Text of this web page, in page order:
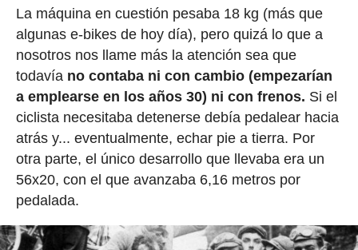
La máquina en cuestión pesaba 18 kg (más que
algunas e-bikes de hoy día), pero quizá lo que a
nosotros nos llame más la atención sea que
todavía no contaba ni con cambio (empezarían
a emplearse en los años 30) ni con frenos. Si el
ciclista necesitaba detenerse debía pedalear hacia
atrás y... eventualmente, echar pie a tierra. Por
otra parte, el único desarrollo que llevaba era un
56x20, con el que avanzaba 6,16 metros por
pedalada.